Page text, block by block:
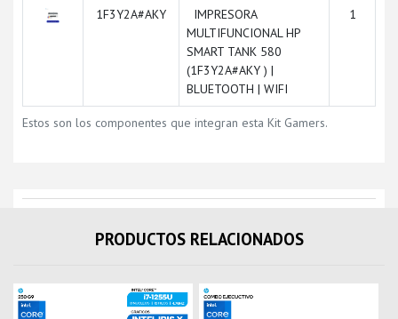
Estos son los componentes que integran esta Kit Gamers.
1F3Y2A#AKY
IMPRESORA
MULTIFUNCIONAL HP
SMART TANK 580
(1F3Y2A#AKY ) |
BLUETOOTH | WIFI
1
PRODUCTOS RELACIONADOS